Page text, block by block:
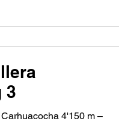
3
4'150 m –